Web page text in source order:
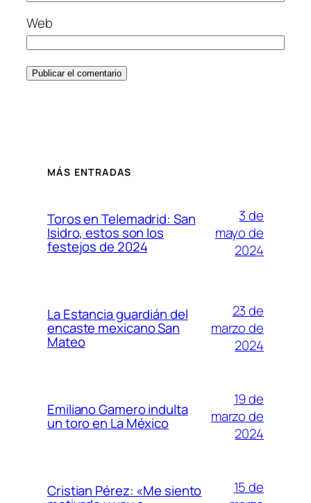
Web
MÁS ENTRADAS
Toros en Telemadrid: San
Isidro, estos son los
festejos de 2024
3 de
mayo de
2024
La Estancia guardián del
encaste mexicano San
Mateo
23 de
marzo de
2024
Emiliano Gamero indulta
un toro en La México
19 de
marzo de
2024
Cristian Pérez: «Me siento
15 de